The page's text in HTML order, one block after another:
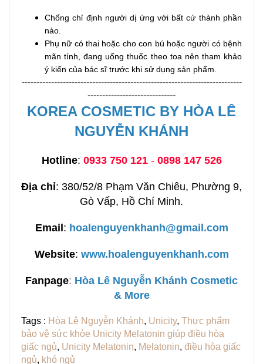
Chống chỉ định người dị ứng với bất cứ thành phần
nào.
Phụ nữ có thai hoặc cho con bú hoặc người có bệnh
mãn tính, đang uống thuốc theo toa nên tham khảo
ý kiến của bác sĩ trước khi sử dụng sản phẩm.
---------------------------------------------------------------------------
------------------------------
KOREA COSMETIC BY HÒA LÊ
NGUYỄN KHÁNH
Hotline: 0933 750 121- 0898 147 526
Địa chỉ: 380/52/8 Phạm Văn Chiêu, Phường 9,
Gò Vấp, Hồ Chí Minh.
Email : hoalenguyenkhanh@gmail.com
Website: www.hoalenguyenkhanh.com
Fanpage: Hòa Lê Nguyễn Khánh Cosmetic
& More
Tags : Hòa Lê Nguyễn Khánh, Unicity, Thực phẩm
bảo vệ sức khỏe Unicity Melatonin giúp điều hòa
giấc ngủ, Unicity Melatonin, Melatonin, điều hòa giấc
ngủ, khó ngủ